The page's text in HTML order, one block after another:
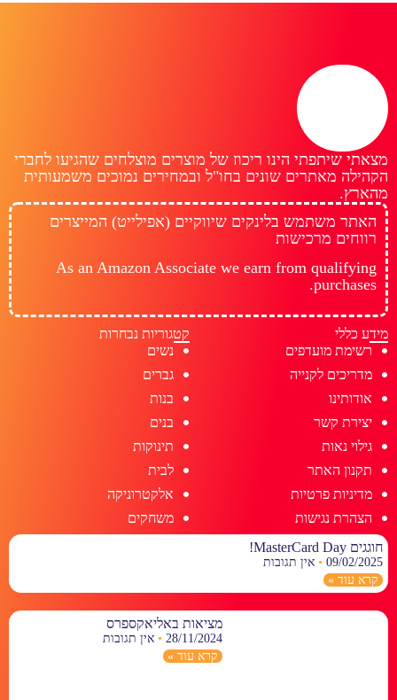
מצאתי שיתפתי הינו ריכוז של מוצרים מוצלחים שהגיעו לחברי
הקהילה מאתרים שונים בחו"ל ובמחירים נמוכים משמעותית
מהארץ.
האתר משתמש בלינקים שיווקיים (אפילייט) המייצרים
רווחים מרכישות
As an Amazon Associate we earn from qualifying
purchases.
מידע כללי
רשימת מועדפים
מדריכים לקנייה
אודותינו
יצירת קשר
גילוי נאות
תקנון האתר
מדיניות פרטיות
הצהרת נגישות
קטגוריות נבחרות
נשים
גברים
בנות
בנים
תינוקות
לבית
אלקטרוניקה
משחקים
חוגגים MasterCard Day!
09/02/2025
אין תגובות
קרא עוד »
מציאות באליאקספרס
28/11/2024 אין תגובות
קרא עוד »